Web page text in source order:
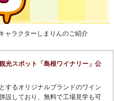
ャラクターしまりんのご紹介
光スポット「島根ワイナリー」公
するオリジナルブランドのワイン
設しており、無料で工場見学も可